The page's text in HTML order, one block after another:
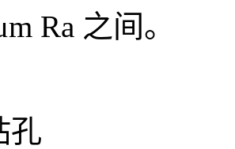
Ra 之间。
孔